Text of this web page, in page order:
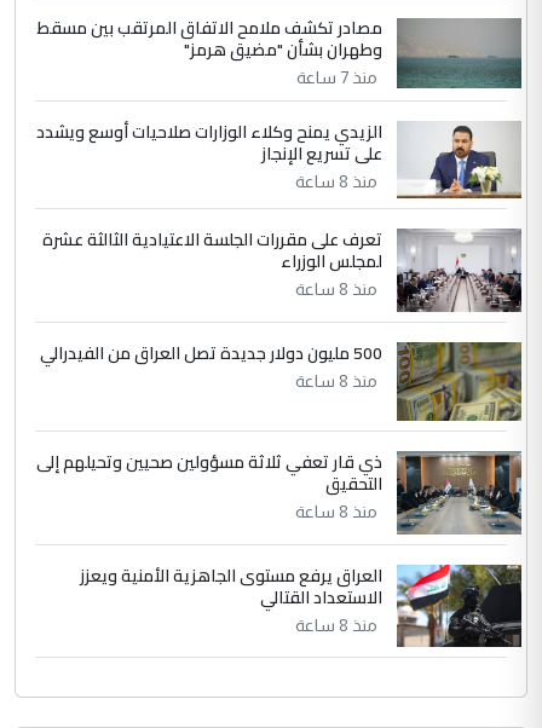
الجواهري يرد على صدام حسين سل
مضجعيك يابن الزنا (نص كامل)
5 حيدر عاشور
التعليق : تحياتي لك استاذ حامدتركان. كلام
دقيق ومسؤول؛ فالاستثمار الحقيقي للإنسان
الموضوع :
بين الإهمال واغتصاب الأرض.. بلاد
الرافدين تعاني الجفاف والتصحر!!
مصادر تكشف ملامح الاتفاق المرتقب بين مسقط
وطهران بشأن "مضيق هرمز"
منذ 7 ساعة
الزيدي يمنح وكلاء الوزارات صلاحيات أوسع ويشدد
على تسريع الإنجاز
منذ 8 ساعة
تعرف على مقررات الجلسة الاعتيادية الثالثة عشرة
لمجلس الوزراء
منذ 8 ساعة
500 مليون دولار جديدة تصل العراق من الفيدرالي
منذ 8 ساعة
ذي قار تعفي ثلاثة مسؤولين صحيين وتحيلهم إلى
التحقيق
منذ 8 ساعة
العراق يرفع مستوى الجاهزية الأمنية ويعزز
الاستعداد القتالي
منذ 8 ساعة